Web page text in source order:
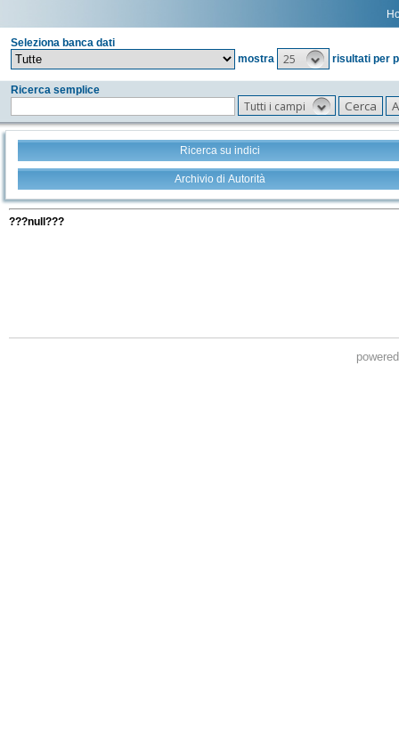
Seleziona banca dati
mostra
25 risultati per
Ricerca semplice
Tutti i campi
Ricerca su indici
Archivio di Autorità
???null???